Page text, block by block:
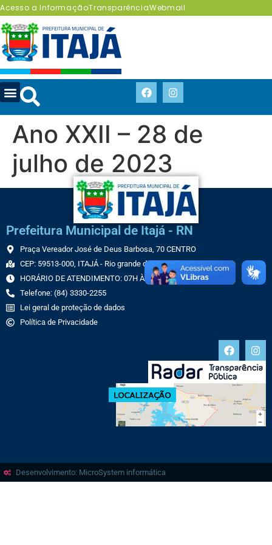
Acesso a InformaçãoTransparênciaWebmail
Ano XXII – 28 de
julho de 2023
Prefeitura Municipal de Itajá - RN
Praça Vereador José de Deus Barbosa, 70 CENTRO
CEP: 59513-000, ITAJÁ - Rio grande do Norte
HORÁRIO DE ATENDIMENTO: 07H ÀS 13H
Telefone: (84) 3330-2255
Lei geral de proteção de dados
Política de Privacidade
Desenvolvimento: MicroSystem informática